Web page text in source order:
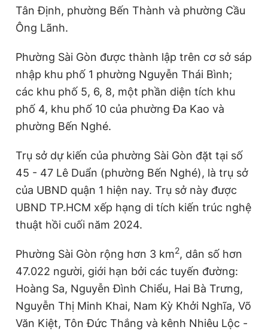
Đọc Thanh Niên trên điện thoại
Theo dõi báo trên
Hotline
0906 645 777
Liên hệ quảng cáo
0908 780 404
Đặt báo Quảng cáo Tòa soạn Chính sách bảo
Tổng biên tập: Nguyễn Ngọc Toàn
Phó tổng biên tập: Trần Việt Hưng
Tổng thư ký tòa soạn: Đức Trung
Giấy phép xuất bản số 110/GP - BTTTT cấp ngày 24.3.2020
© 2003-2026 Bản quyền thuộc về Báo Thanh Niên. Cấm sao
chép dưới mọi hình thức nếu không có sự chấp thuận bằng văn
bản. Phát triển bởi ePi Technologies, JSC.
Tân Định, phường Bến Thành và phường Cầu
Ông Lãnh.
Phường Sài Gòn được thành lập trên cơ sở sáp
nhập khu phố 1 phường Nguyễn Thái Bình;
các khu phố 5, 6, 8, một phần diện tích khu
phố 4, khu phố 10 của phường Đa Kao và
phường Bến Nghé.
Trụ sở dự kiến của phường Sài Gòn đặt tại số
45 - 47 Lê Duẩn (phường Bến Nghé), là trụ sở
của UBND quận 1 hiện nay. Trụ sở này được
UBND TP.HCM xếp hạng di tích kiến trúc nghệ
thuật hồi cuối năm 2024.
Phường Sài Gòn rộng hơn 3 km2, dân số hơn
47.022 người, giới hạn bởi các tuyến đường:
Hoàng Sa, Nguyễn Đình Chiểu, Hai Bà Trưng,
Nguyễn Thị Minh Khai, Nam Kỳ Khởi Nghĩa, Võ
Văn Kiệt, Tôn Đức Thắng và kênh Nhiêu Lộc -